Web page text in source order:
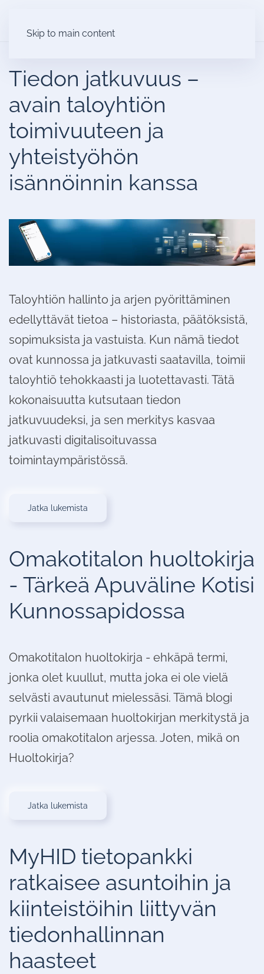
Skip to main content
Tiedon jatkuvuus –
avain taloyhtiön
toimivuuteen ja
yhteistyöhön
isännöinnin kanssa
Taloyhtiön hallinto ja arjen pyörittäminen
edellyttävät tietoa – historiasta, päätöksistä,
sopimuksista ja vastuista. Kun nämä tiedot
ovat kunnossa ja jatkuvasti saatavilla, toimii
taloyhtiö tehokkaasti ja luotettavasti. Tätä
kokonaisuutta kutsutaan tiedon
jatkuvuudeksi, ja sen merkitys kasvaa
jatkuvasti digitalisoituvassa
toimintaympäristössä.
Jatka lukemista
Omakotitalon huoltokirja
- Tärkeä Apuväline Kotisi
Kunnossapidossa
Omakotitalon huoltokirja - ehkäpä termi,
jonka olet kuullut, mutta joka ei ole vielä
selvästi avautunut mielessäsi. Tämä blogi
pyrkii valaisemaan huoltokirjan merkitystä ja
roolia omakotitalon arjessa. Joten, mikä on
Huoltokirja?
Jatka lukemista
MyHID tietopankki
ratkaisee asuntoihin ja
kiinteistöihin liittyvän
tiedonhallinnan
haasteet